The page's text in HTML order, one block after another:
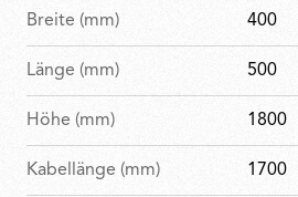
Breite (mm) 400
Länge (mm) 500
Höhe (mm) 1800
Kabellänge (mm) 1700